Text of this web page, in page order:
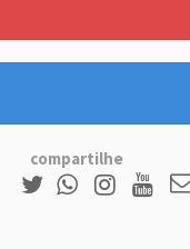
compartilhe